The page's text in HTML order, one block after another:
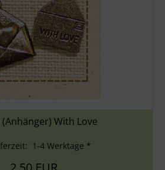
With Love
1-4 Werktage *